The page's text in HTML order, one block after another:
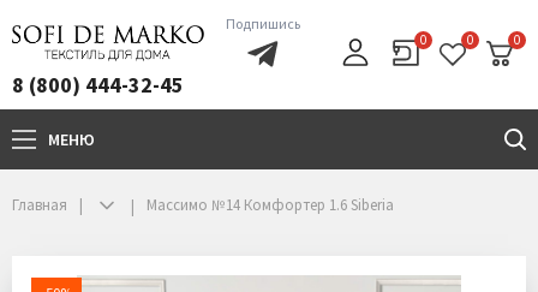
8 (800) 444-32-45
Подпишись
0 0 0
МЕНЮ
+7(800)444-32-45
Главная Массимо №14 Комфортер 1.6 Siberia